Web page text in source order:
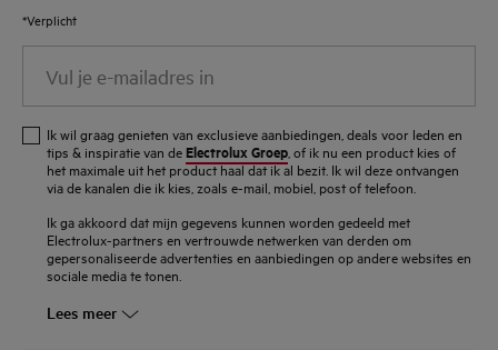
*Verplicht
mailadres
Ik wil graag genieten van exclusieve aanbiedingen, deals voor leden en
tips & inspiratie van de Electrolux Groep , of ik nu een product kies of
het maximale uit het product haal dat ik al bezit. Ik wil deze ontvangen
via de kanalen die ik kies, zoals e-mail, mobiel, post of telefoon.
Ik ga akkoord dat mijn gegevens kunnen worden gedeeld met
Electrolux-partners en vertrouwde netwerken van derden om
gepersonaliseerde advertenties en aanbiedingen op andere websites en
sociale media te tonen.
Lees meer